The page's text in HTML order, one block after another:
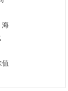
海
值